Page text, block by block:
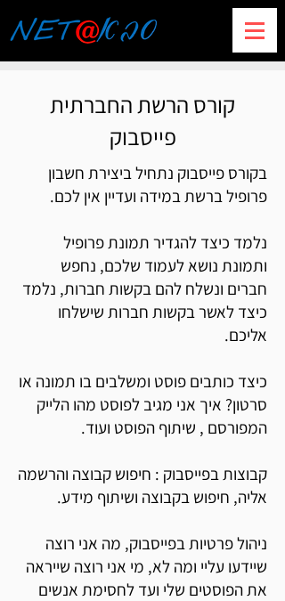
קורס הרשת החברתית
פייסבוק
בקורס פייסבוק נתחיל ביצירת חשבון
פרופיל ברשת במידה ועדיין אין לכם.
נלמד כיצד להגדיר תמונת פרופיל
ותמונת נושא לעמוד שלכם, נחפש
חברים ונשלח להם בקשות חברות, נלמד
כיצד לאשר בקשות חברות שישלחו
אליכם.
כיצד כותבים פוסט ומשלבים בו תמונה או
סרטון? איך אני מגיב לפוסט מהו הלייק
המפורסם , שיתוף הפוסט ועוד.
קבוצות בפייסבוק : חיפוש קבוצה והרשמה
אליה, חיפוש בקבוצה ושיתוף מידע.
ניהול פרטיות בפייסבוק, מה אני רוצה
שיידעו עליי ומה לא, מי אני רוצה שייראה
את הפוסטים שלי ועד לחסימת אנשים